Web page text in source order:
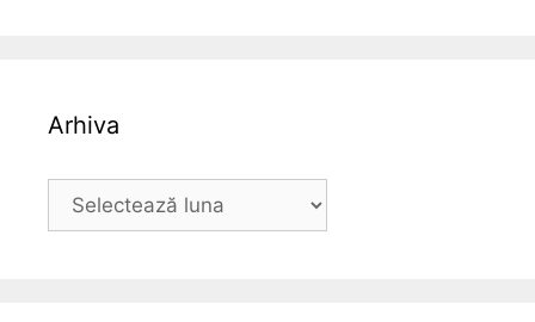
Arhiva
Arhiva